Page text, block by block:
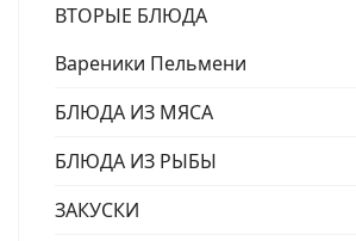
ВТОРЫЕ БЛЮДА
Вареники Пельмени
БЛЮДА ИЗ МЯСА
БЛЮДА ИЗ РЫБЫ
ЗАКУСКИ